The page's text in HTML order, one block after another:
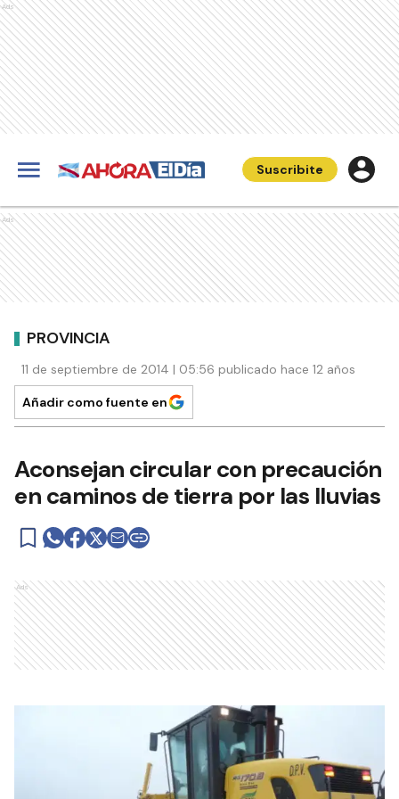
Ads
Suscribite
Ads
PROVINCIA
11 de septiembre de 2014 | 05:56 publicado hace 12 años
Añadir como fuente en
Aconsejan circular con precaución
en caminos de tierra por las lluvias
Ads